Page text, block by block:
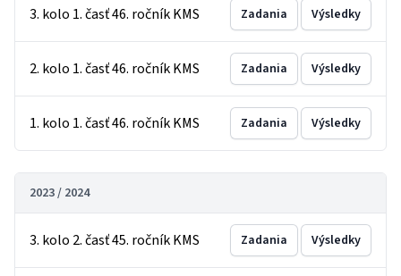
3. kolo 1. časť 46. ročník KMS Zadania Výsledky
2. kolo 1. časť 46. ročník KMS Zadania Výsledky
1. kolo 1. časť 46. ročník KMS Zadania Výsledky
2023 / 2024
3. kolo 2. časť 45. ročník KMS Zadania Výsledky